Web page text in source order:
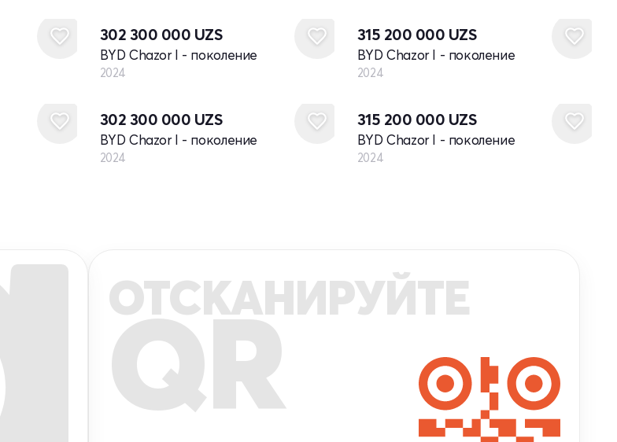
302 300 000 UZS
BYD Chazor I - поколение
2024
315 200 000 UZS
BYD Chazor I - поколение
2024
302 300 000 UZS
BYD Chazor I - поколение
2024
315 200 000 UZS
BYD Chazor I - поколение
2024
ОТСКАНИРУЙТЕ
QR